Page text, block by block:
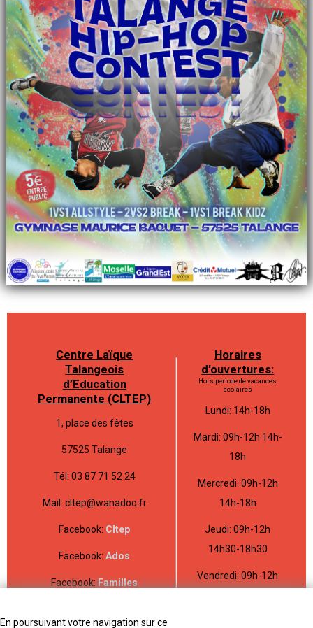
Centre Laïque
Talangeois
d’Education
Permanente (CLTEP)
1, place des fêtes
57525 Talange
Tél: 03 87 71 52 24
Mail: cltep@wanadoo.fr
Facebook: Cltep
Facebook:Ados
Facebook:Familles
Horaires
d'ouvertures:
Hors periode de vacances
scolaires
Lundi: 14h-18h
Mardi: 09h-12h 14h-
18h
Mercredi: 09h-12h
14h-18h
Jeudi: 09h-12h
14h30-18h30
Vendredi: 09h-12h
En poursuivant votre navigation sur ce